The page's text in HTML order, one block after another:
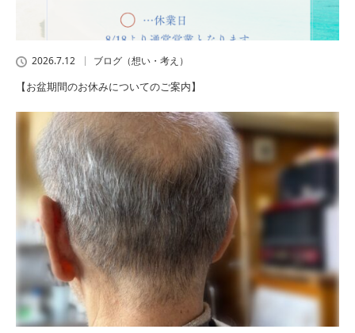
2026.7.12 ブログ（想い・考え）
【お盆期間のお休みについてのご案内】